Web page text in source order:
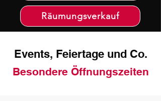
Räumungsverkauf
Events, Feiertage und Co.
Besondere Öffnungszeiten